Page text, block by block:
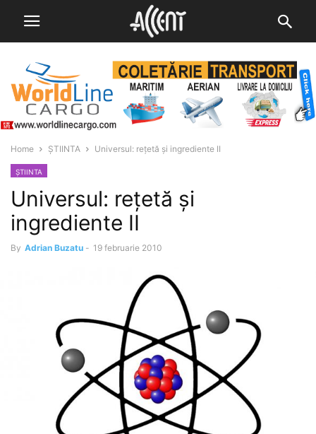
Home ȘTIINTA Universul: reţetă şi ingrediente II
ȘTIINTA
Universul: reţetă şi
ingrediente II
By Adrian Buzatu - 19 februarie 2010